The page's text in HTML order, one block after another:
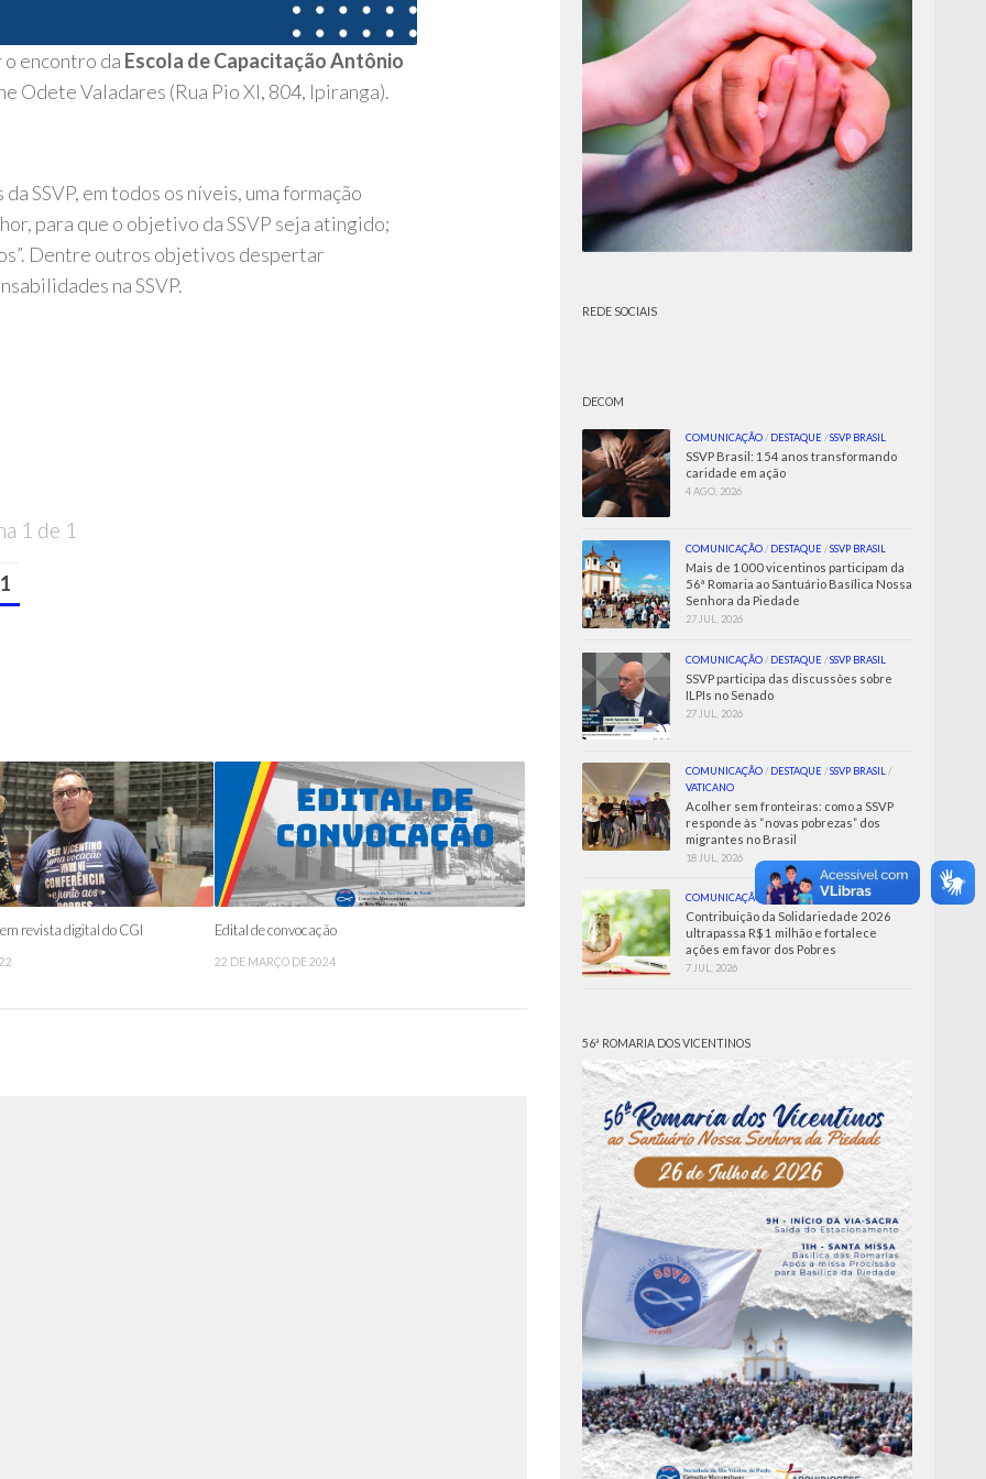
o encontro da Escola de Capacitação Antônio
Odete Valadares (Rua Pio XI, 804, Ipiranga).
SSVP, em todos os níveis, uma formação
para que o objetivo da SSVP seja atingido;
Dentre outros objetivos despertar
na SSVP.
1 de 1
1
revista digital do CGI Edital de convocação
22 DE MARÇO DE 2024
REDE SOCIAIS
DECOM
COMUNICAÇÃO/ DESTAQUE /SSVP BRASIL
SSVP Brasil: 154 anos transformando
caridade em ação
4 AGO, 2026
COMUNICAÇÃO/ DESTAQUE /SSVP BRASIL
Mais de 1000 vicentinos participam da
56ª Romaria ao Santuário Basílica Nossa
Senhora da Piedade
27 JUL, 2026
COMUNICAÇÃO/ DESTAQUE /SSVP BRASIL
SSVP participa das discussões sobre
ILPIs no Senado
27 JUL, 2026
COMUNICAÇÃO/ DESTAQUE /SSVP BRASIL/
VATICANO
Acolher sem fronteiras: como a SSVP
responde às “novas pobrezas” dos
migrantes no Brasil
18 JUL, 2026
COMUNICAÇÃO /SSVP BRASIL
Contribuição da Solidariedade 2026
ultrapassa R$ 1 milhão e fortalece
ações em favor dos Pobres
7 JUL, 2026
56ª ROMARIA DOS VICENTINOS